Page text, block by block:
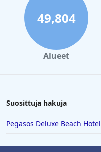
49,804
Alueet
Suosittuja hakuja
Pegasos Deluxe Beach Hotel